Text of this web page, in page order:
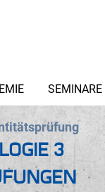
SEMINARE
3